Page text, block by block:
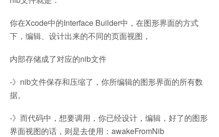
你在Xcode中的Interface Builder中，在图形界面的方式
下，编辑、设计出来的不同的页面视图，
内部存储成了对应的nib文件
-》nib文件保存和压缩了，你所编辑的图形界面的所有数
据。
-》而代码中，想要调用，你已经设计，编辑，好了的图形
界面视图的话，则是去使用：awakeFromNib